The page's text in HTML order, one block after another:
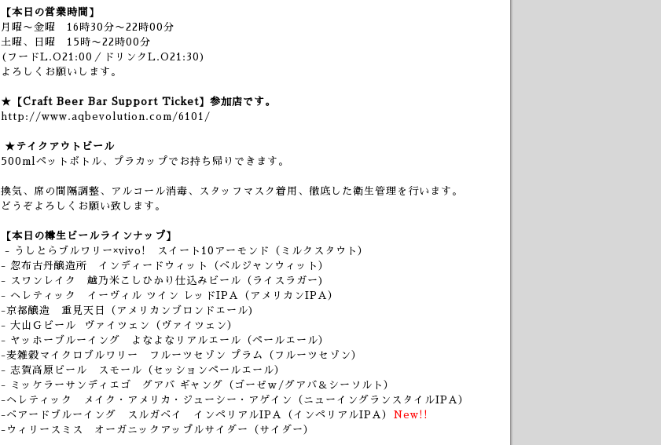
【本日の営業時間】
月曜〜金曜 16時30分〜22時00分
土曜、日曜 15時〜22時00分
(フードL.O21:00／ドリンクL.O21:30)
よろしくお願いします。
★【Craft Beer Bar Support Ticket】参加店です。
http://www.aqbevolution.com/6101/
★テイクアウトビール
500mlペットボトル、プラカップでお持ち帰りできます。
換気、席の間隔調整、アルコール消毒、スタッフマスク着用、徹底した衛生管理を行います。
どうぞよろしくお願い致します。
【本日の樽生ビールラインナップ】
- うしとらブルワリー×vivo! スイート10アーモンド（ミルクスタウト）
- 忽布古丹醸造所 インディードウィット（ベルジャンウィット）
- スワンレイク 越乃米こしひかり仕込みビール（ライスラガー)
- ヘレティック イーヴィル ツイン レッドIPA（アメリカンIPA）
-京都醸造 重見天日（アメリカンブロンドエール)
- 大山Ｇビール ヴァイツェン（ヴァイツェン）
- ヤッホーブルーイング よなよなリアルエール（ペールエール）
-麦雑穀マイクロブルワリー フルーツセゾン プラム（フルーツセゾン）
- 志賀高原ビール スモール（セッションペールエール）
- ミッケラーサンディエゴ グアバ ギャング（ゴーゼｗ/グアバ＆シーソルト）
-ヘレティック メイク・アメリカ・ジューシー・アゲイン（ニューイングランスタイルIPA）
-ベアードブルーイング スルガベイ インペリアルIPA（インペリアルIPA） New!!
-ウィリースミス オーガニックアップルサイダー（サイダー）